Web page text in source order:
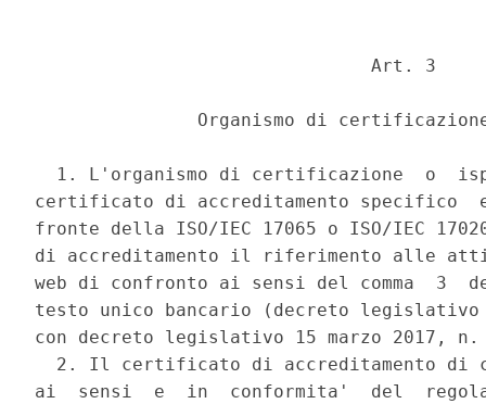
                               Art. 3
Organismo di
1. L'organismo di certificazione  o
certificato di accreditamento specifico
fronte della ISO/IEC 17065 o ISO/IEC
di accreditamento il riferimento alle
web di confronto ai sensi del comma  3
testo unico bancario (decreto
con decreto legislativo 15 marzo 2017,
2. Il certificato di accreditamento di
ai  sensi  e  in  conformita'  del